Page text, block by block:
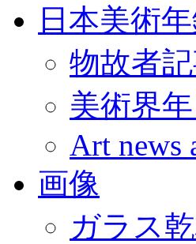
日本美術
物故者
美術界
Art news
画像
ガラス